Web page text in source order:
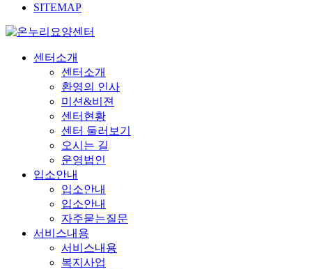
SITEMAP
센터소개
센터소개
환영의 인사
미션&비젼
센터현황
센터 둘러보기
오시는 길
운영법인
입소안내
입소안내
입소안내
자주묻는질문
서비스내용
서비스내용
복지사업